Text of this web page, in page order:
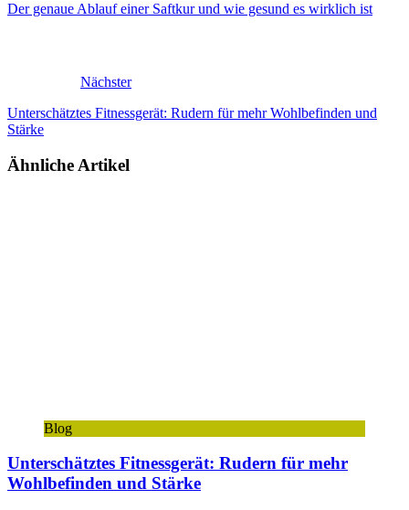
Der genaue Ablauf einer Saftkur und wie gesund es wirklich ist
Nächster
Unterschätztes Fitnessgerät: Rudern für mehr Wohlbefinden und
Stärke
Ähnliche Artikel
Blog
Unterschätztes Fitnessgerät: Rudern für mehr
Wohlbefinden und Stärke